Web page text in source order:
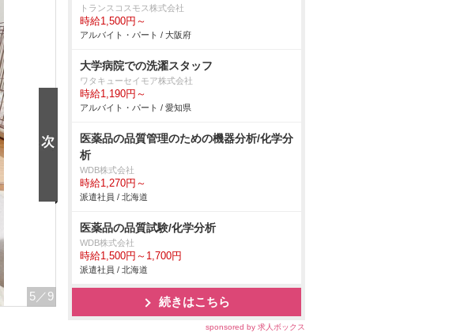
5 ／9
トランスコスモス株式会社
時給1,500円～
アルバイト・パート / 大阪府
大学病院での洗濯スタッフ
ワタキューセイモア株式会社
時給1,190円～
アルバイト・パート / 愛知県
医薬品の品質管理のための機器分析/化学分
析
WDB株式会社
時給1,270円～
派遣社員 / 北海道
医薬品の品質試験/化学分析
WDB株式会社
時給1,500円～1,700円
派遣社員 / 北海道
続きはこちら
sponsored by 求人ボックス